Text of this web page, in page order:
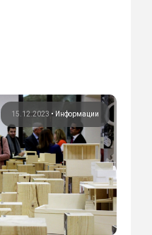
15.12.2023 • Информации